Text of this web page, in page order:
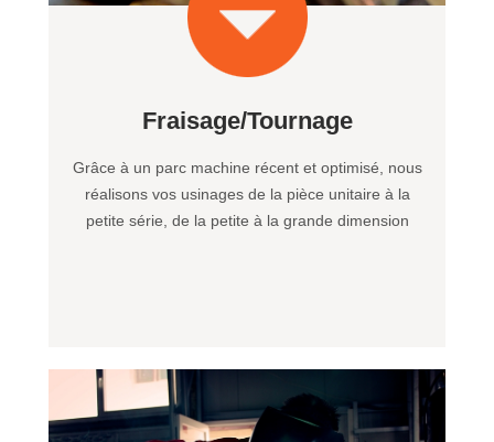
Fraisage/Tournage
Grâce à un parc machine récent et optimisé, nous
réalisons vos usinages de la pièce unitaire à la
petite série, de la petite à la grande dimension